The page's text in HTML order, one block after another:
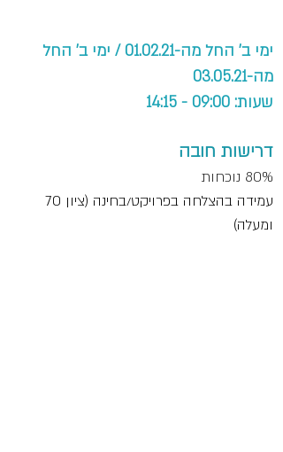
ימי ב' החל מה-01.02.21 / ימי ב' החל
מה-03.05.21
שעות: 09:00 - 14:15
דרישות חובה
80% נוכחות
עמידה בהצלחה בפרויקט/בחינה (ציון 70
ומעלה) ​